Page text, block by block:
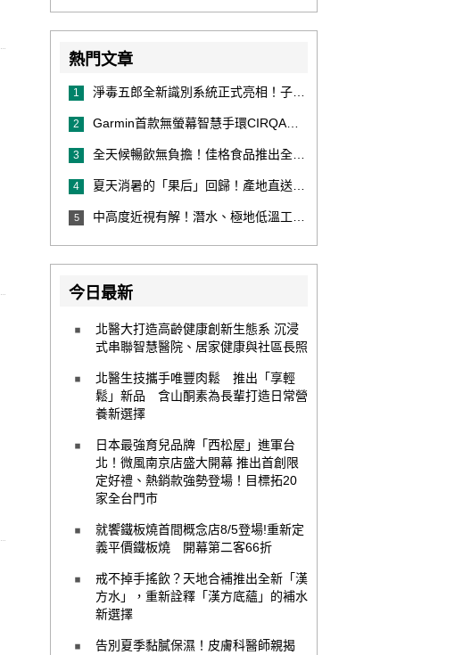
熱門文章
1 淨毒五郎全新識別系統正式亮相！子品牌然本再推體香噴霧新產品！
2 Garmin首款無螢幕智慧手環CIRQA登場 專注健康無須訂閱！ 輕量舒適風格百搭 生態系無縫串接 打造全天候零干擾健康與恢復管理新體驗
3 全天候暢飲無負擔！佳格食品推出全新穀物茶品牌「穀萃」 首發「穀萃 蕎麥國寶茶」無糖、0咖啡因 24小時暖心陪伴
4 夏天消暑的「果后」回歸！產地直送泰國鮮山竹，打造夏日最頂級的天然補給
5 中高度近視有解！潛水、極地低溫工作者優選 EVO ICL 膠原蛋白眼內鏡
今日最新
北醫大打造高齡健康創新生態系 沉浸
式串聯智慧醫院、居家健康與社區長照
北醫生技攜手唯豐肉鬆 推出「享輕
鬆」新品 含山酮素為長輩打造日常營
養新選擇
日本最強育兒品牌「西松屋」進軍台
北！微風南京店盛大開幕 推出首創限
定好禮、熱銷款強勢登場！目標拓20
家全台門市
就饗鐵板燒首間概念店8/5登場!重新定
義平價鐵板燒 開幕第二客66折
戒不掉手搖飲？天地合補推出全新「漢
方水」，重新詮釋「漢方底蘊」的補水
新選擇
告別夏季黏膩保濕！皮膚科醫師親揭